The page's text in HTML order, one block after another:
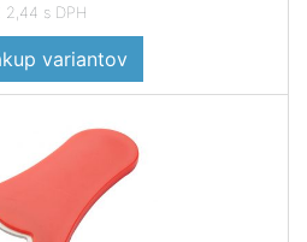
2,44 s DPH
variantov